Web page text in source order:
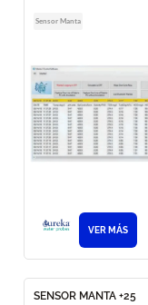
Sensor Manta
VER MÁS
SENSOR MANTA +25